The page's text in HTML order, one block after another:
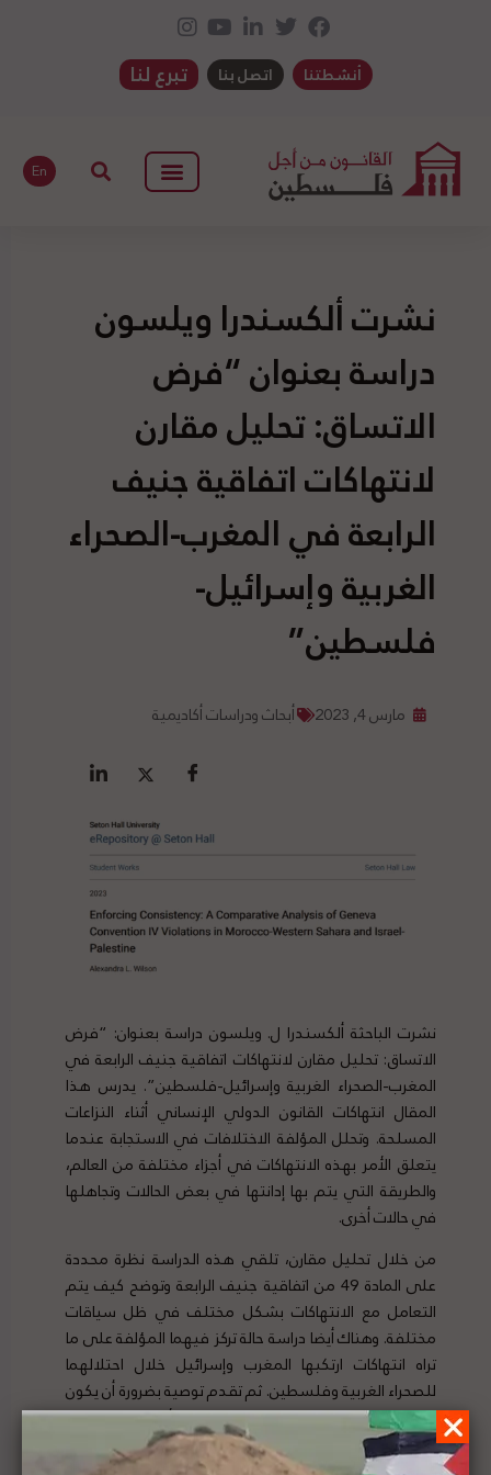
أنشطتنا اتصل بنا تبرع لنا
En
نشرت ألكسندرا ويلسون
دراسة بعنوان “فرض
الاتساق: تحليل مقارن
لانتهاكات اتفاقية جنيف
الرابعة في المغرب-الصحراء
الغربية وإسرائيل-
فلسطين”
مارس 4, 2023 أبحاث ودراسات أكاديمية
نشرت الباحثة ألكسندرا ل. ويلسون دراسة بعنوان: “فرض
الاتساق: تحليل مقارن لانتهاكات اتفاقية جنيف الرابعة في
المغرب-الصحراء الغربية وإسرائيل-فلسطين”. يدرس هذا
المقال انتهاكات القانون الدولي الإنساني أثناء النزاعات
المسلحة. وتحلل المؤلفة الاختلافات في الاستجابة عندما
يتعلق الأمر بهذه الانتهاكات في أجزاء مختلفة من العالم،
والطريقة التي يتم بها إدانتها في بعض الحالات وتجاهلها
في حالات أخرى.
من خلال تحليل مقارن، تلقي هذه الدراسة نظرة محددة
على المادة 49 من اتفاقية جنيف الرابعة وتوضح كيف يتم
التعامل مع الانتهاكات بشكل مختلف في ظل سياقات
مختلفة. وهناك أيضا دراسة حالة تركز فيهما المؤلفة على ما
تراه انتهاكات ارتكبها المغرب وإسرائيل خلال احتلالهما
للصحراء الغربية وفلسطين. ثم تقدم توصية بضرورة أن يكون
هناك مزيد من الاتساق عندما يتعلق الأمر بالتعامل مع
انتهاكات اتفاقية جنيف.